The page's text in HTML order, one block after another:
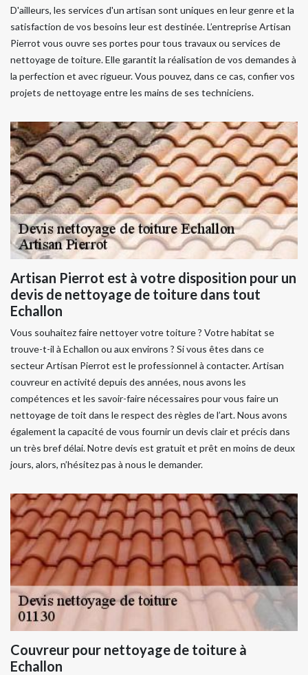
D'ailleurs, les services d'un artisan sont uniques en leur genre et la
satisfaction de vos besoins leur est destinée. L’entreprise Artisan
Pierrot vous ouvre ses portes pour tous travaux ou services de
nettoyage de toiture. Elle garantit la réalisation de vos demandes à
la perfection et avec rigueur. Vous pouvez, dans ce cas, confier vos
projets de nettoyage entre les mains de ses techniciens.
Artisan Pierrot est à votre disposition pour un
devis de nettoyage de toiture dans tout
Echallon
Vous souhaitez faire nettoyer votre toiture ? Votre habitat se
trouve-t-il à Echallon ou aux environs ? Si vous êtes dans ce
secteur Artisan Pierrot est le professionnel à contacter. Artisan
couvreur en activité depuis des années, nous avons les
compétences et les savoir-faire nécessaires pour vous faire un
nettoyage de toit dans le respect des règles de l’art. Nous avons
également la capacité de vous fournir un devis clair et précis dans
un très bref délai. Notre devis est gratuit et prêt en moins de deux
jours, alors, n’hésitez pas à nous le demander.
Couvreur pour nettoyage de toiture à
Echallon